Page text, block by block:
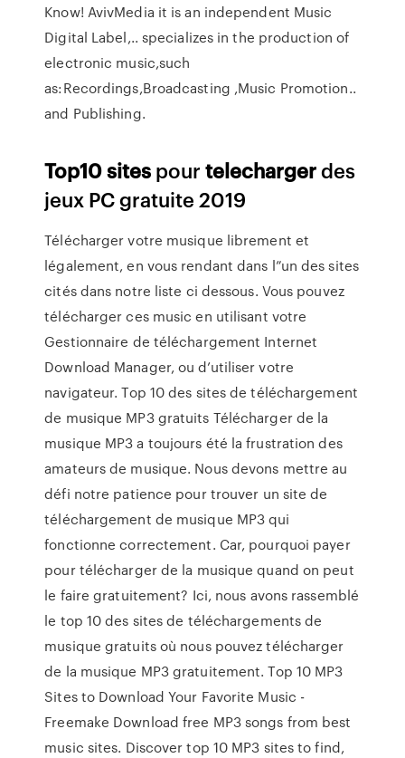
Know! AvivMedia it is an independent Music
Digital Label,.. specializes in the production of
electronic music,such
as:Recordings,Broadcasting ,Music Promotion..
and Publishing.
Top10sites pourtelechargerdes
jeux PC gratuite 2019
Télécharger votre musique librement et
légalement, en vous rendant dans l”un des sites
cités dans notre liste ci dessous. Vous pouvez
télécharger ces music en utilisant votre
Gestionnaire de téléchargement Internet
Download Manager, ou d’utiliser votre
navigateur. Top 10 des sites de téléchargement
de musique MP3 gratuits Télécharger de la
musique MP3 a toujours été la frustration des
amateurs de musique. Nous devons mettre au
défi notre patience pour trouver un site de
téléchargement de musique MP3 qui
fonctionne correctement. Car, pourquoi payer
pour télécharger de la musique quand on peut
le faire gratuitement? Ici, nous avons rassemblé
le top 10 des sites de téléchargements de
musique gratuits où nous pouvez télécharger
de la musique MP3 gratuitement. Top 10 MP3
Sites to Download Your Favorite Music -
Freemake Download free MP3 songs from best
music sites. Discover top 10 MP3 sites to find,